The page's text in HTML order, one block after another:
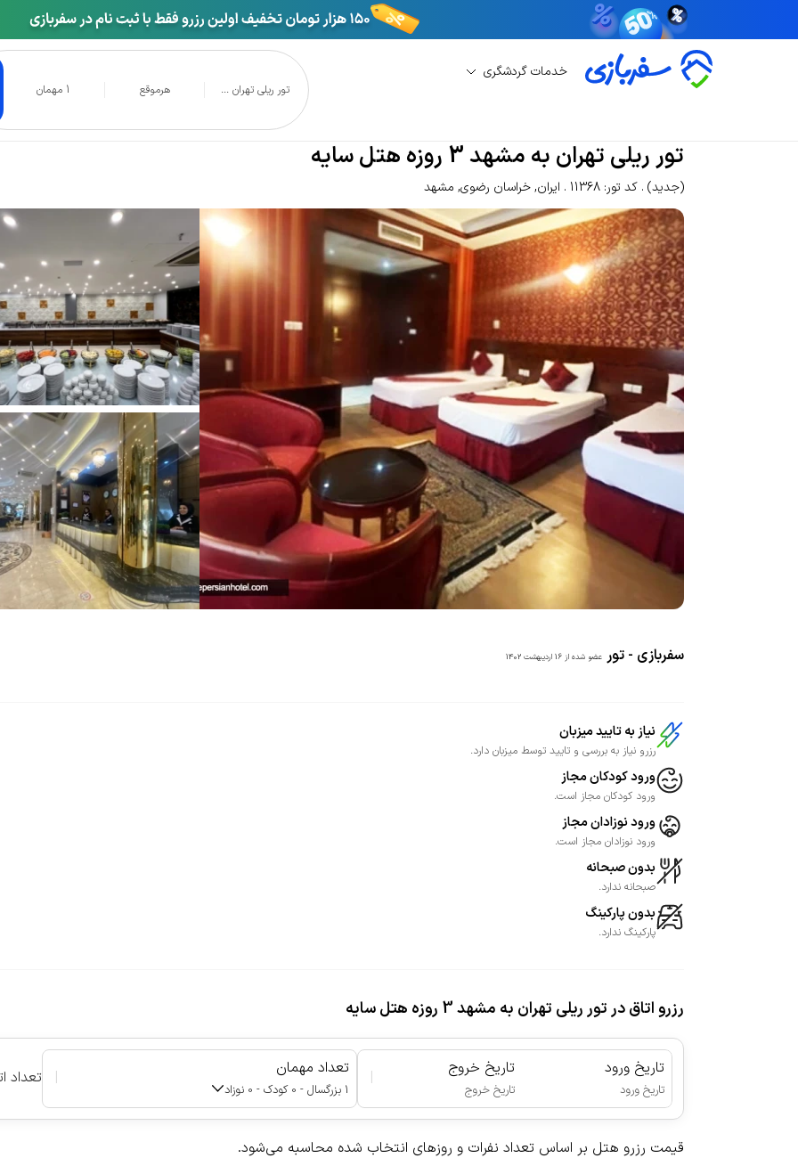
خدمات گردشگری
تور ریلی تهران ... هرموقع 1 مهمان
تور ریلی تهران به مشهد 3 روزه هتل سایه
(جدید) کد تور: 11368 ایران,خراسان رضوی, مشهد
سفربازی - تور عضو شده از 16 اردیبهشت 1402
نیاز به تایید میزبان
رزرو نیاز به بررسی و تایید توسط میزبان دارد.
ورود کودکان مجاز
ورود کودکان مجاز است.
ورود نوزادان مجاز
ورود نوزادان مجاز است.
بدون صبحانه
صبحانه ندارد.
بدون پارکینگ
پارکینگ ندارد.
رزرو اتاق در تور ریلی تهران به مشهد 3 روزه هتل سایه
تاریخ ورود
تاریخ ورود
تاریخ خروج
تاریخ خروج
| تعداد مهمان
1 بزرگسال - 0 کودک - 0 نوزاد
| تعداد
قیمت رزرو هتل بر اساس تعداد نفرات و روزهای انتخاب شده محاسبه می‌شود.